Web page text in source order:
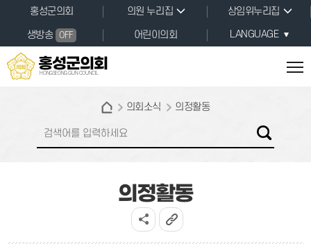
본문바로가기
홍성군의회 의원 누리집
상임위누리집
생방송
OFF 어린이의회 LANGUAGE
홍성군의회
HONGSEONG GUN COUNCIL
의회소식 의정활동
의정활동